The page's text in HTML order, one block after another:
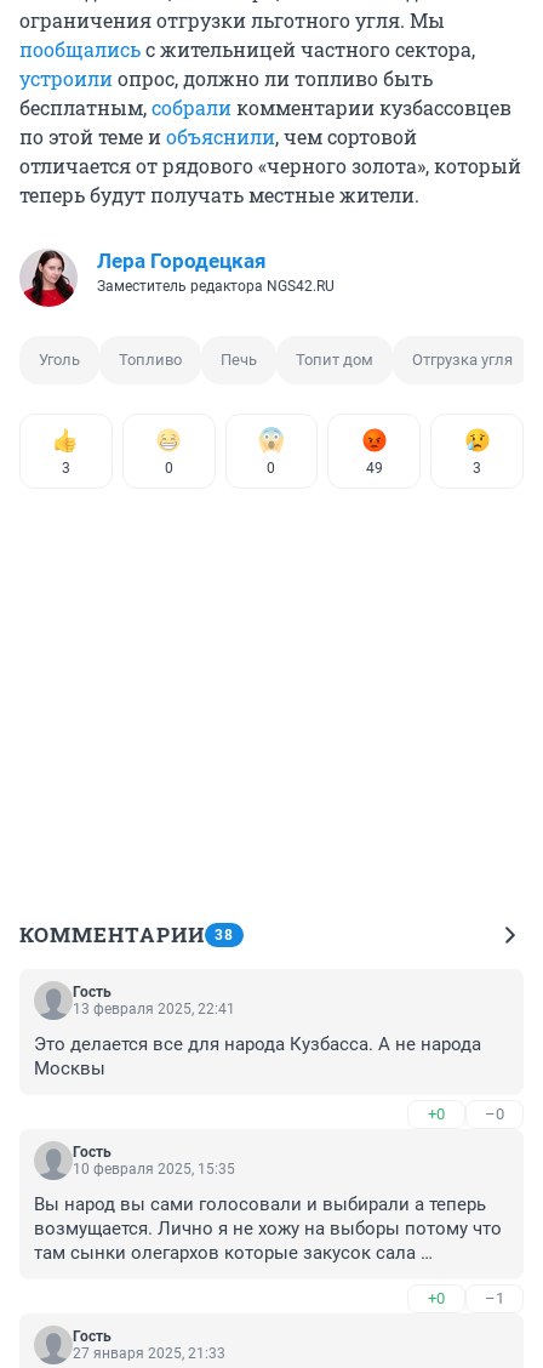
ограничения отгрузки льготного угля. Мы
пообщалисьс жительницей частного сектора,
устроилиопрос, должно ли топливо быть
бесплатным,собраликомментарии кузбассовцев
по этой теме иобъяснили, чем сортовой
отличается от рядового «черного золота», который
теперь будут получать местные жители.
Лера Городецкая
Заместитель редактора NGS42.RU
Уголь Топливо Печь Топит дом Отгрузка угля
3 0 0 49 3
КОММЕНТАРИИ 38
Гость
13 февраля 2025, 22:41
Это делается все для народа Кузбасса. А не народа
Москвы
+0 –0
Гость
10 февраля 2025, 15:35
Вы народ вы сами голосовали и выбирали а теперь
возмущается. Лично я не хожу на выборы потому что
там сынки олегархов которые закусок сала
+0 –1
Гость
27 января 2025, 21:33